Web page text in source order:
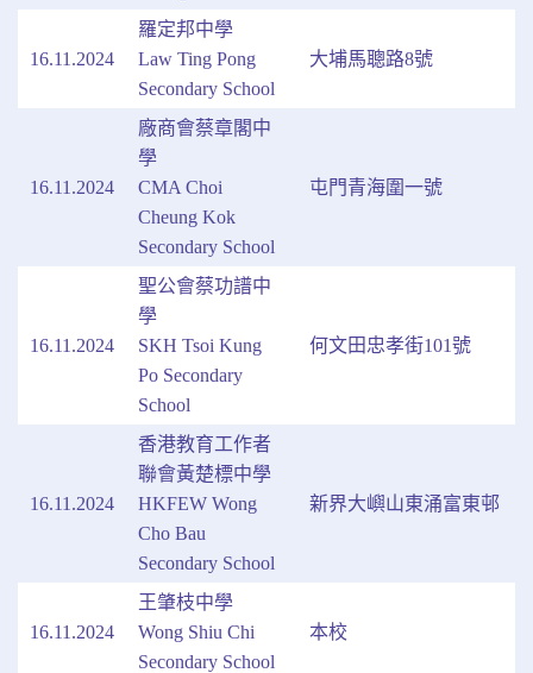
16.11.2024
羅定邦中學
Law Ting Pong
Secondary School
大埔馬聰路8號
16.11.2024
廠商會蔡章閣中
學
CMA Choi
Cheung Kok
Secondary School
屯門青海圍一號
16.11.2024
聖公會蔡功譜中
學
SKH Tsoi Kung
Po Secondary
School
何文田忠孝街101號
16.11.2024
香港教育工作者
聯會黃楚標中學
HKFEW Wong
Cho Bau
Secondary School
新界大嶼山東涌富東邨
16.11.2024
王肇枝中學
Wong Shiu Chi
Secondary School
本校